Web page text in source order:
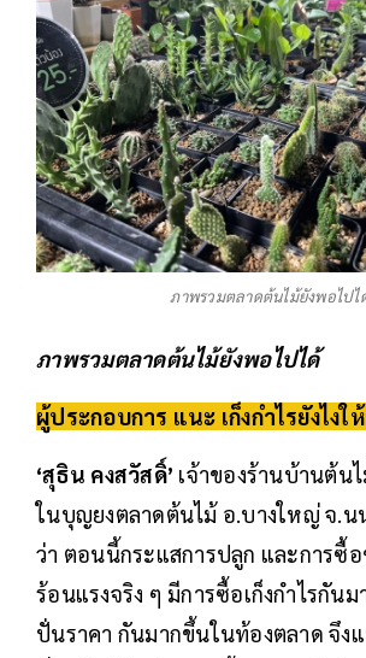
ภาพรวมตลาดต้นไม้ยังพอไปไ
ภาพรวมตลาดต้นไม้ยังพอไปได้
ผู้ประกอบการ แนะ เก็งกำไรยังไงใ
‘สุธิน คงสวัสดิ์’ เจ้าของร้านบ้านต้น
ในบุญยงตลาดต้นไม้ อ.บางใหญ่ จ.
ว่า ตอนนี้กระแสการปลูก และการซื้
ร้อนแรงจริง ๆ มีการซื้อเก็งกำไรกันม
ปั่นราคา กันมากขึ้นในท้องตลาด จึง